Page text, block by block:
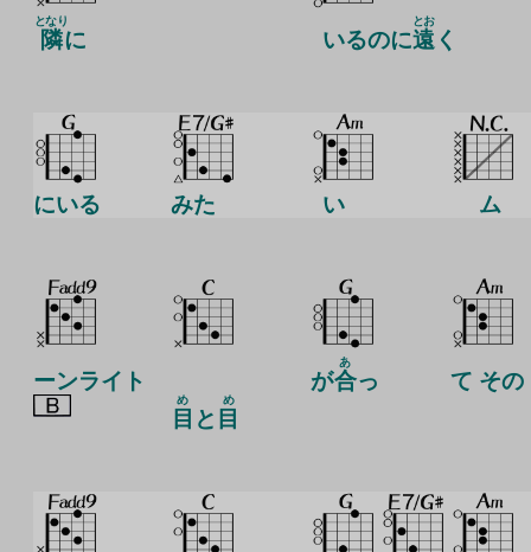
隣
となり
に いるのに遠
とお
く
にいる みた い ム
ーンライト
目
め
と 目
め
が合
あ
っ て その